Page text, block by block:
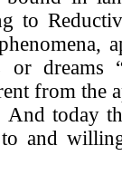
to
dreams
from the
And today
and